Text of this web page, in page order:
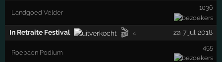
Landgoed Velder
1036
In Retraite Festival 🎬 4 za 7 jul 2018
Roepaen Podium
455